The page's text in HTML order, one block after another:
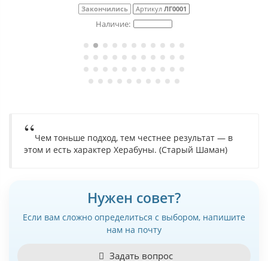
Закончились Артикул ЛГ0001
Чем тоньше подход, тем честнее результат — в
этом и есть характер Херабуны. (Старый Шаман)
Нужен совет?
Если вам сложно определиться с выбором, напишите
нам на почту
Задать вопрос